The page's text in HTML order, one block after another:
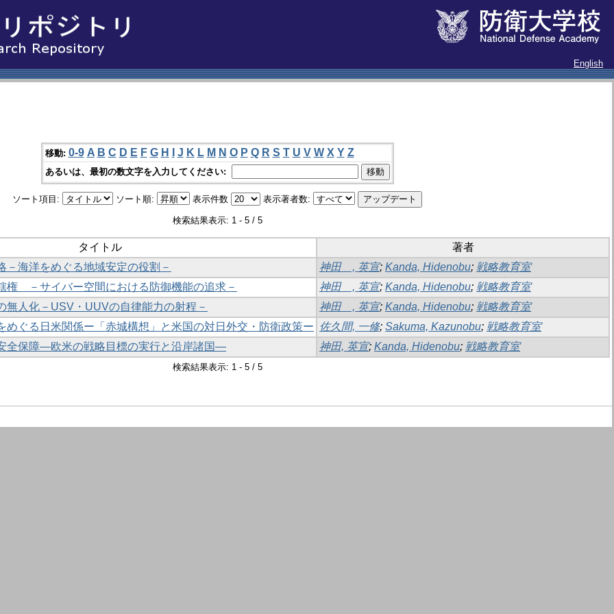
English
移動: 0-9 A B C D E F G H J K L M N O P Q R S T U V W X Y Z
あるいは、最初の数文字を入力してください:
ソート項目: ソート順: 表示件数 表示著者数:
検索結果表示: 1 - 5 / 5
タイトル
著者
－海洋をめぐる地域安定の役割－ 神田 , 英宣; Kanda, Hidenobu; 戦略教育室
権 －サイバー空間における防御機能の追求－ 神田 , 英宣; Kanda, Hidenobu; 戦略教育室
無人化－USV・UUVの自律能力の射程－ 神田 , 英宣; Kanda, Hidenobu; 戦略教育室
めぐる日米関係ー「赤城構想」と米国の対日外交・防衛政策ー 佐久間, 一修; Sakuma, Kazunobu; 戦略教育室
全保障―欧米の戦略目標の実行と沿岸諸国― 神田, 英宣; Kanda, Hidenobu; 戦略教育室
検索結果表示: 1 - 5 / 5